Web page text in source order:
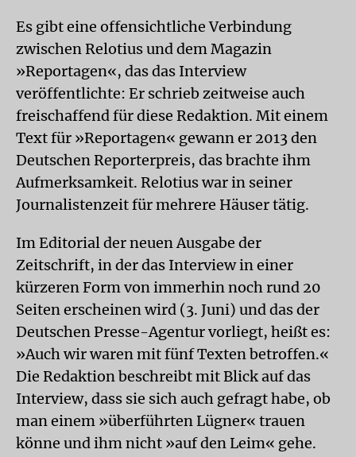
Es gibt eine offensichtliche Verbindung
zwischen Relotius und dem Magazin
»Reportagen«, das das Interview
veröffentlichte: Er schrieb zeitweise auch
freischaffend für diese Redaktion. Mit einem
Text für »Reportagen« gewann er 2013 den
Deutschen Reporterpreis, das brachte ihm
Aufmerksamkeit. Relotius war in seiner
Journalistenzeit für mehrere Häuser tätig.
Im Editorial der neuen Ausgabe der
Zeitschrift, in der das Interview in einer
kürzeren Form von immerhin noch rund 20
Seiten erscheinen wird (3. Juni) und das der
Deutschen Presse-Agentur vorliegt, heißt es:
»Auch wir waren mit fünf Texten betroffen.«
Die Redaktion beschreibt mit Blick auf das
Interview, dass sie sich auch gefragt habe, ob
man einem »überführten Lügner« trauen
könne und ihm nicht »auf den Leim« gehe.